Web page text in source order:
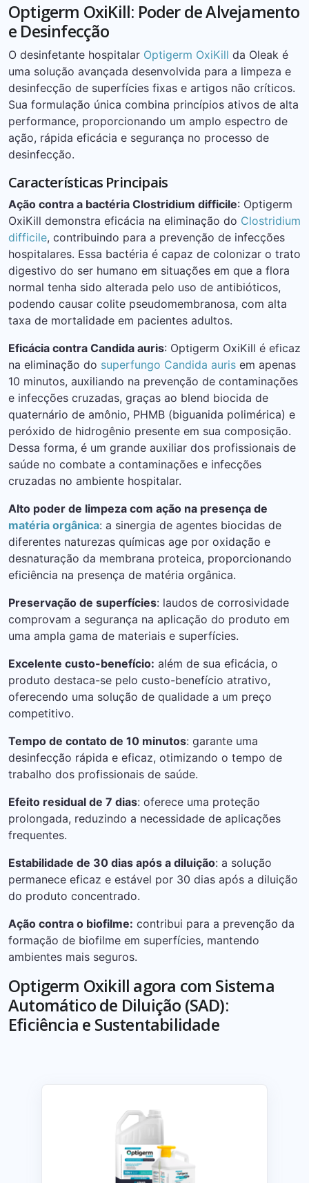
Optigerm OxiKill: Poder de Alvejamento
e Desinfecção
O desinfetante hospitalar Optigerm OxiKill da Oleak é
uma solução avançada desenvolvida para a limpeza e
desinfecção de superfícies fixas e artigos não críticos.
Sua formulação única combina princípios ativos de alta
performance, proporcionando um amplo espectro de
ação, rápida eficácia e segurança no processo de
desinfecção.
Características Principais
Ação contra a bactéria Clostridium difficile: Optigerm
OxiKill demonstra eficácia na eliminação do Clostridium
difficile, contribuindo para a prevenção de infecções
hospitalares. Essa bactéria é capaz de colonizar o trato
digestivo do ser humano em situações em que a flora
normal tenha sido alterada pelo uso de antibióticos,
podendo causar colite pseudomembranosa, com alta
taxa de mortalidade em pacientes adultos.
Eficácia contra Candida auris: Optigerm OxiKill é eficaz
na eliminação do superfungo Candida auris em apenas
10 minutos, auxiliando na prevenção de contaminações
e infecções cruzadas, graças ao blend biocida de
quaternário de amônio, PHMB (biguanida polimérica) e
peróxido de hidrogênio presente em sua composição.
Dessa forma, é um grande auxiliar dos profissionais de
saúde no combate a contaminações e infecções
cruzadas no ambiente hospitalar.
Alto poder de limpeza com ação na presença de
matéria orgânica: a sinergia de agentes biocidas de
diferentes naturezas químicas age por oxidação e
desnaturação da membrana proteica, proporcionando
eficiência na presença de matéria orgânica.
Preservação de superfícies: laudos de corrosividade
comprovam a segurança na aplicação do produto em
uma ampla gama de materiais e superfícies.
Excelente custo-benefício: além de sua eficácia, o
produto destaca-se pelo custo-benefício atrativo,
oferecendo uma solução de qualidade a um preço
competitivo.
Tempo de contato de 10 minutos: garante uma
desinfecção rápida e eficaz, otimizando o tempo de
trabalho dos profissionais de saúde.
Efeito residual de 7 dias: oferece uma proteção
prolongada, reduzindo a necessidade de aplicações
frequentes.
Estabilidade de 30 dias após a diluição: a solução
permanece eficaz e estável por 30 dias após a diluição
do produto concentrado.
Ação contra o biofilme: contribui para a prevenção da
formação de biofilme em superfícies, mantendo
ambientes mais seguros.
Optigerm Oxikill agora com Sistema
Automático de Diluição (SAD):
Eficiência e Sustentabilidade